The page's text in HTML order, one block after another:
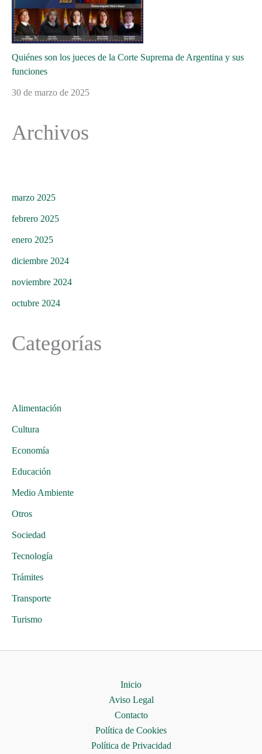
Quiénes son los jueces de la Corte Suprema de Argentina y sus
funciones
30 de marzo de 2025
Archivos
marzo 2025
febrero 2025
enero 2025
diciembre 2024
noviembre 2024
octubre 2024
Categorías
Alimentación
Cultura
Economía
Educación
Medio Ambiente
Otros
Sociedad
Tecnología
Trámites
Transporte
Turismo
Inicio
Aviso Legal
Contacto
Política de Cookies
Política de Privacidad